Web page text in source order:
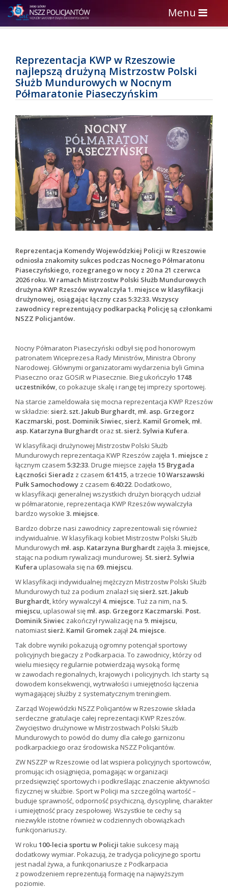
Toggle
navigation
Menu
Reprezentacja KWP w Rzeszowie
najlepszą drużyną Mistrzostw Polski
Służb Mundurowych w Nocnym
Półmaratonie Piaseczyńskim
Reprezentacja Komendy Wojewódzkiej Policji w Rzeszowie
odniosła znakomity sukces podczas Nocnego Półmaratonu
Piaseczyńskiego, rozegranego w nocy z 20 na 21 czerwca
2026 roku. W ramach Mistrzostw Polski Służb Mundurowych
drużyna KWP Rzeszów wywalczyła 1. miejsce w klasyfikacji
drużynowej, osiągając łączny czas 5:32:33. Wszyscy
zawodnicy reprezentujący podkarpacką Policję są członkami
NSZZ Policjantów.
Nocny Półmaraton Piaseczyński odbył się pod honorowym
patronatem Wiceprezesa Rady Ministrów, Ministra Obrony
Narodowej. Głównymi organizatorami wydarzenia byli Gmina
Piaseczno oraz GOSiR w Piasecznie. Bieg ukończyło 1748
uczestników, co pokazuje skalę i rangę tej imprezy sportowej.
Na starcie zameldowała się mocna reprezentacja KWP Rzeszów
w składzie: sierż. szt. Jakub Burghardt, mł. asp. Grzegorz
Kaczmarski, post. Dominik Siwiec,sierż. Kamil Gromek, mł.
asp. Katarzyna Burghardt oraz st. sierż. Sylwia Kufera.
W klasyfikacji drużynowej Mistrzostw Polski Służb
Mundurowych reprezentacja KWP Rzeszów zajęła 1. miejsce z
łącznym czasem 5:32:33. Drugie miejsce zajęła 15 Brygada
Łączności Sieradz z czasem 6:14:15, a trzecie 10 Warszawski
Pułk Samochodowy z czasem 6:40:22. Dodatkowo,
w klasyfikacji generalnej wszystkich drużyn biorących udział
w półmaratonie, reprezentacja KWP Rzeszów wywalczyła
bardzo wysokie 3. miejsce.
Bardzo dobrze nasi zawodnicy zaprezentowali się również
indywidualnie. W klasyfikacji kobiet Mistrzostw Polski Służb
Mundurowych mł. asp. Katarzyna Burghardt zajęła 3. miejsce,
stając na podium rywalizacji mundurowej. St. sierż. Sylwia
Kufera uplasowała się na 69. miejscu.
W klasyfikacji indywidualnej mężczyzn Mistrzostw Polski Służb
Mundurowych tuż za podium znalazł sięsierż. szt. Jakub
Burghardt, który wywalczył4. miejsce. Tuż za nim, na 5.
miejscu, uplasował się mł. asp. Grzegorz Kaczmarski. Post.
Dominik Siwiec zakończył rywalizację na 9. miejscu,
natomiastsierż. Kamil Gromek zajął24. miejsce.
Tak dobre wyniki pokazują ogromny potencjał sportowy
policyjnych biegaczy z Podkarpacia. To zawodnicy, którzy od
wielu miesięcy regularnie potwierdzają wysoką formę
w zawodach regionalnych, krajowych i policyjnych. Ich starty są
dowodem konsekwencji, wytrwałości i umiejętności łączenia
wymagającej służby z systematycznym treningiem.
Zarząd Wojewódzki NSZZ Policjantów w Rzeszowie składa
serdeczne gratulacje całej reprezentacji KWP Rzeszów.
Zwycięstwo drużynowe w Mistrzostwach Polski Służb
Mundurowych to powód do dumy dla całego garnizonu
podkarpackiego oraz środowiska NSZZ Policjantów.
ZW NSZZP w Rzeszowie od lat wspiera policyjnych sportowców,
promując ich osiągnięcia, pomagając w organizacji
przedsięwzięć sportowych i podkreślając znaczenie aktywności
fizycznej w służbie. Sport w Policji ma szczególną wartość –
buduje sprawność, odporność psychiczną, dyscyplinę, charakter
i umiejętność pracy zespołowej. Wszystkie te cechy są
niezwykle istotne również w codziennych obowiązkach
funkcjonariuszy.
W roku 100-lecia sportu w Policji takie sukcesy mają
dodatkowy wymiar. Pokazują, że tradycja policyjnego sportu
jest nadal żywa, a funkcjonariusze z Podkarpacia
z powodzeniem reprezentują formację na najwyższym
poziomie.